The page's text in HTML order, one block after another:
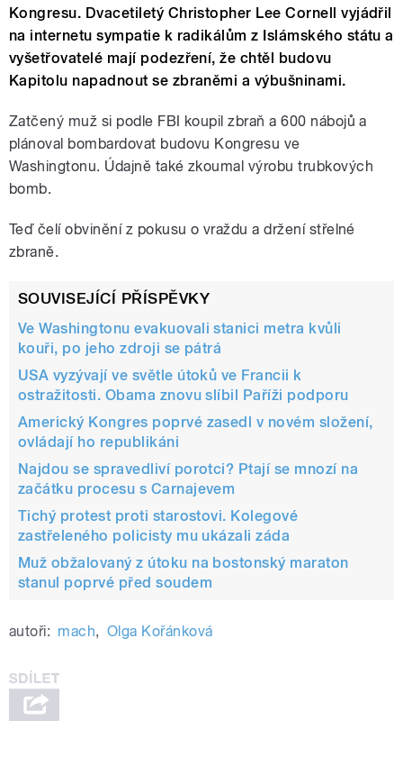
Kongresu. Dvacetiletý Christopher Lee Cornell vyjádřil
na internetu sympatie k radikálům z Islámského státu a
vyšetřovatelé mají podezření, že chtěl budovu
Kapitolu napadnout se zbraněmi a výbušninami.
Zatčený muž si podle FBI koupil zbraň a 600 nábojů a
plánoval bombardovat budovu Kongresu ve
Washingtonu. Údajně také zkoumal výrobu trubkových
bomb.
Teď čelí obvinění z pokusu o vraždu a držení střelné
zbraně.
SOUVISEJÍCÍ PŘÍSPĚVKY
Ve Washingtonu evakuovali stanici metra kvůli
kouři, po jeho zdroji se pátrá
USA vyzývají ve světle útoků ve Francii k
ostražitosti. Obama znovu slíbil Paříži podporu
Americký Kongres poprvé zasedl v novém složení,
ovládají ho republikáni
Najdou se spravedliví porotci? Ptají se mnozí na
začátku procesu s Carnajevem
Tichý protest proti starostovi. Kolegové
zastřeleného policisty mu ukázali záda
Muž obžalovaný z útoku na bostonský maraton
stanul poprvé před soudem
autoři: mach, Olga Kořánková